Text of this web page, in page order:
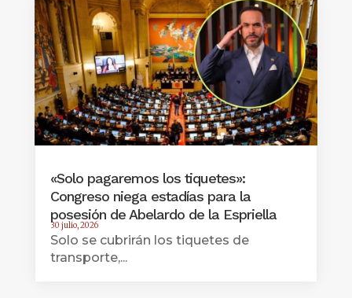
«Solo pagaremos los tiquetes»:
Congreso niega estadías para la
posesión de Abelardo de la Espriella
30 julio, 2026
Solo se cubrirán los tiquetes de
transporte,...